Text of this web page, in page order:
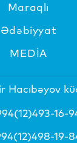
Maraqlı
Ədəbiyyat
MEDİA
Hacıbəyov
16-
19-